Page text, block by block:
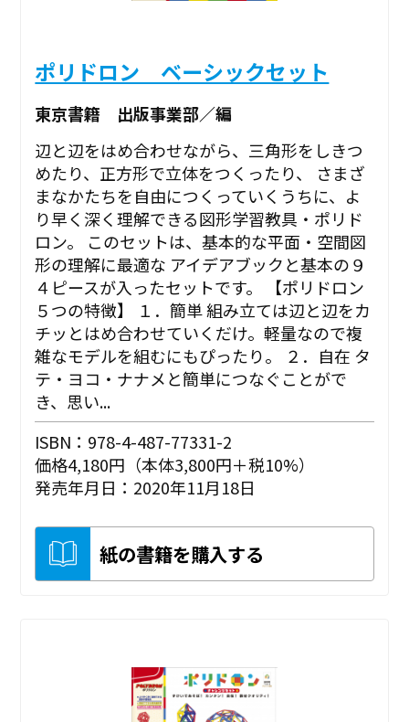
ポリドロン ベーシックセット
東京書籍 出版事業部／編
辺と辺をはめ合わせながら、三角形をしきつ
めたり、正方形で立体をつくったり、 さまざ
まなかたちを自由につくっていくうちに、よ
り早く深く理解できる図形学習教具・ポリド
ロン。 このセットは、基本的な平面・空間図
形の理解に最適な アイデアブックと基本の９
４ピースが入ったセットです。 【ポリドロン
５つの特徴】 １．簡単 組み立ては辺と辺をカ
チッとはめ合わせていくだけ。軽量なので複
雑なモデルを組むにもぴったり。 ２．自在 タ
テ・ヨコ・ナナメと簡単につなぐことがで
き、思い...
ISBN：978-4-487-77331-2
価格4,180円（本体3,800円＋税10%）
発売年月日：2020年11月18日
紙の書籍を購入する